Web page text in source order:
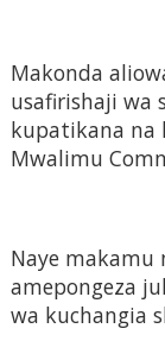
Makonda
usafirishaji wa
kupatikana na
Mwalimu
Naye
amepongeza
wa kuchangia